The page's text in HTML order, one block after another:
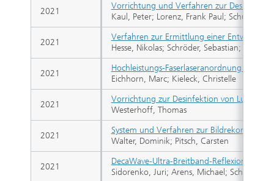
Vorrichtung und Verfahren zur
Kaul, Peter; Lorenz, Frank Paul; Schulze,
Verfahren zur Ermittlung einer Entwicklung
Hesse, Nikolas; Schröder, Sebastian;
Hochleistungs-Faserlaseranordnung mit
Eichhorn, Marc; Kieleck, Christelle
Vorrichtung zur Desinfektion von Luft und
Westerhoff, Thomas
System und Verfahren zur
Walter, Dominik; Pitsch, Carsten
DecaWave-Ultra-Breitband-Reflexions-
Sidorenko, Juri; Arens, Michael; Scherer-
2021
2021
2021
2021
2021
2021